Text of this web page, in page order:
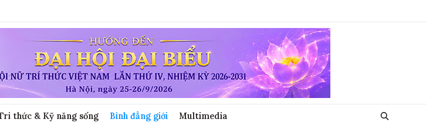
thức & Kỹ năng sống Bình đẳng giới Multimedia